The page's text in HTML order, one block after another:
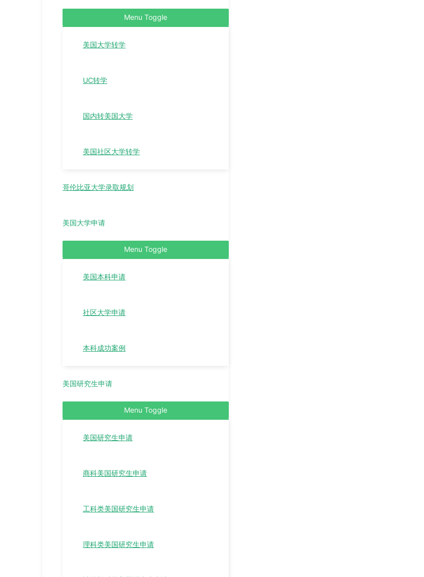
Menu Toggle
美国大学转学
UC转学
国内转美国大学
美国社区大学转学
哥伦比亚大学录取规划
美国大学申请
Menu Toggle
美国本科申请
社区大学申请
本科成功案例
美国研究生申请
Menu Toggle
美国研究生申请
商科美国研究生申请
工科类美国研究生申请
理科类美国研究生申请